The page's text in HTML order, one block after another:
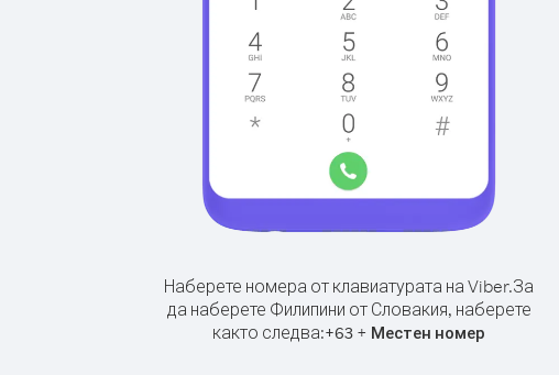
Наберете номера от клавиатурата на Viber.За
да наберете Филипини от Словакия, наберете
както следва:+63 + Местен номер